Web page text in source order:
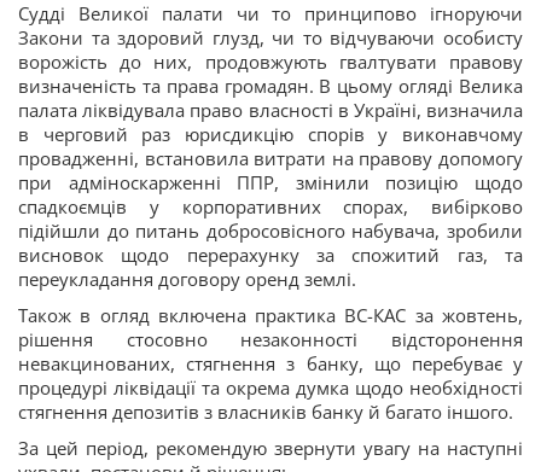
Судді Великої палати чи то принципово ігноруючи
Закони та здоровий глузд, чи то відчуваючи особисту
ворожість до них, продовжують гвалтувати правову
визначеність та права громадян. В цьому огляді Велика
палата ліквідувала право власності в Україні, визначила
в черговий раз юрисдикцію спорів у виконавчому
провадженні, встановила витрати на правову допомогу
при адміноскарженні ППР, змінили позицію щодо
спадкоємців у корпоративних спорах, вибірково
підійшли до питань добросовісного набувача, зробили
висновок щодо перерахунку за спожитий газ, та
переукладання договору оренд землі.
Також в огляд включена практика ВС-КАС за жовтень,
рішення стосовно незаконності відсторонення
невакцинованих, стягнення з банку, що перебуває у
процедурі ліквідації та окрема думка щодо необхідності
стягнення депозитів з власників банку й багато іншого.
За цей період, рекомендую звернути увагу на наступні